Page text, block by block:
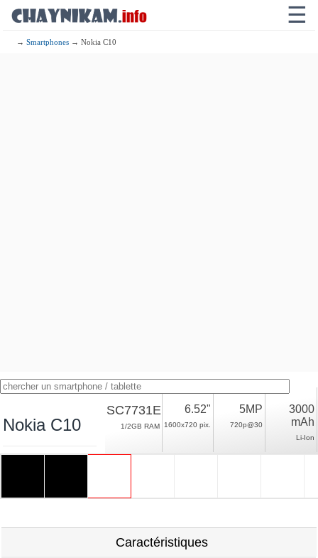
☰
→Smartphones → Nokia C10
Nokia C10
SC7731E
1/2GB RAM
6.52"
1600x720 pix.
5MP
720p@30
3000
mAh
Li-Ion
Caractéristiques